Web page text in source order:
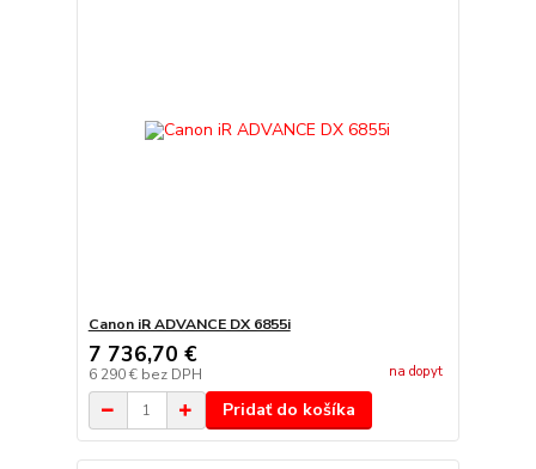
Canon iR ADVANCE DX 6855i
7 736,70 €
6 290 € bez DPH na dopyt
Pridať do košíka